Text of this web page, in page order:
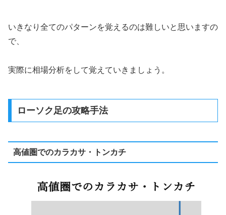
いきなり全てのパターンを覚えるのは難しいと思いますの
で、
実際に相場分析をして覚えていきましょう。
ローソク足の攻略手法
⾼値圏でのカラカサ・トンカチ